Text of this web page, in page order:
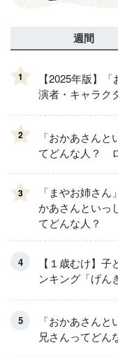
週間
1
【2025年版】
演者・キャラク
2
「おかあさん
てどんな人？
3
「まやお姉さ
かあさんといっ
てどんな人？
【１歳むけ】
ンキング「げん
「おかあさん
兄さんってどん